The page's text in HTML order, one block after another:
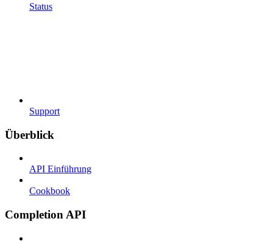
Status
Support
Überblick
API Einführung
Cookbook
Completion API